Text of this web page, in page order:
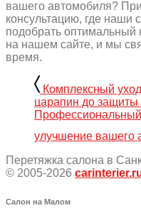
вашего автомобиля?
консультацию, где наши
подобрать оптимальный
на нашем сайте, и мы
время.
Комплексный
царапин до защиты
улучшение вашего
Перетяжка салона в
© 2005-2026
Салон на Малом